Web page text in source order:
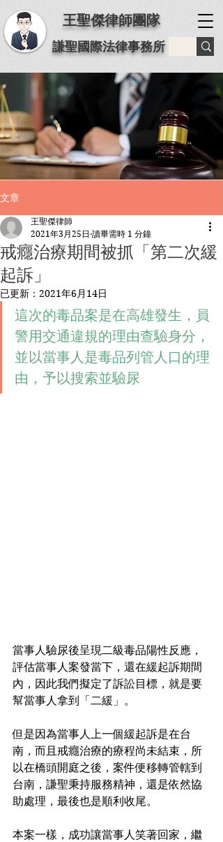
王聖傑律師團隊
謙聖國際法律事務所
文章
戒癮治療期間被抓「第二次緩
起訴」
王聖傑律師
2021年3月25日 讀畢需時 1 分鐘
已更新： 2021年6月14日
這次的毒品案是在高雄發生，員
警用交通違規的理由查驗身分，
並以當事人是毒品列管人口的理
由，予以搜索並驗尿
當事人驗尿後呈現二級毒品陽性反應，
評估當事人案發當下，還在緩起訴期間
內，因此我們擬定了訴訟目標，就是要
幫當事人拿到「二緩」。
但是因為當事人上一個緩起訴是在台
南，而且戒癮治療的療程尚未結束，所
以在橋頭開庭之後，案件便移轉管轄到
台南，謙聖秉持服務精神，還是依然協
助處理，最後也是順利收尾。
本案一樣，成功讓當事人笑著回家，繼